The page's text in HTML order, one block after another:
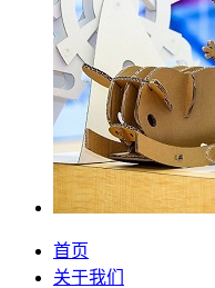
首页
关于我们